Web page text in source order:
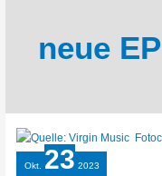
neue EP
Okt. 23 2023